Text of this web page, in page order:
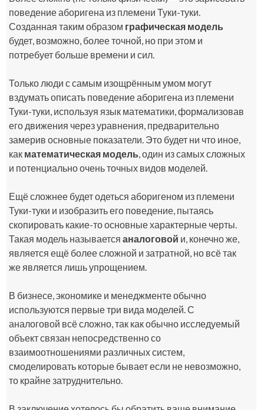
поведение аборигена из племени Туки-туки.
Созданная таким образом графическая модель
будет, возможно, более точной, но при этом и
потребует больше времени и сил.
Только люди с самым изощрённым умом могут
вздумать описать поведение аборигена из племени
Туки-туки, используя язык математики, формализовав
его движения через уравнения, предварительно
замерив основные показатели. Это будет ни что иное,
как математическая модель, один из самых сложных
и потенциально очень точных видов моделей.
Ещё сложнее будет одеться аборигеном из племени
Туки-туки и изобразить его поведение, пытаясь
скопировать какие-то основные характерные черты.
Такая модель называетсяаналоговой и, конечно же,
является ещё более сложной и затратной, но всё так
же является лишь упрощением.
В бизнесе, экономике и менеджменте обычно
используются первые три вида моделей. С
аналоговой всё сложно, так как обычно исследуемый
объект связан непосредственно со
взаимоотношениями различных систем,
смоделировать которые бывает если не невозможно,
то крайне затруднительно.